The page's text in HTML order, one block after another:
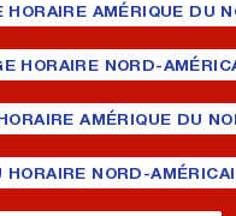
HORAIRE AMÉRIQUE DU
HORAIRE NORD-
AMÉRIQUE DU
HORAIRE NORD-